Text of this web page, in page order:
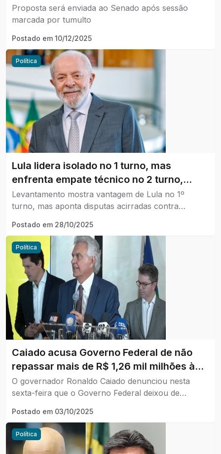
janeiro
Proposta será enviada ao Senado após sessão
marcada por tumulto
Postado em 10/12/2025
Política
Lula lidera isolado no 1 turno, mas
enfrenta empate técnico no 2 turno,
aponta Paraná Pesquisas
Levantamento mostra vantagem de Lula no 1º
turno, mas aponta disputas acirradas contra
Postado em 28/10/2025
Política
Caiado acusa Governo Federal de não
repassar mais de R$ 1,26 mil milhões à
Saúde de Goiás
O governador Ronaldo Caiado denunciou nesta
sexta-feira que o Governo Federal deixou de
da Saúde de Goiás nos últimos três anos.
Postado em 03/10/2025
Política